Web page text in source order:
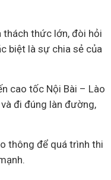
thách thức lớn, đòi hỏi
biệt là sự chia sẻ của
cao tốc Nội Bài – Lào
đi đúng làn đường,
thông để quá trình thi